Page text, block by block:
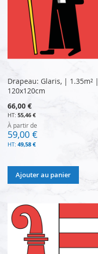
Drapeau: Glaris, | 1.35m² |
120x120cm
66,00 €
55,46 €
À partir de
59,00 €
49,58 €
Ajouter au panier